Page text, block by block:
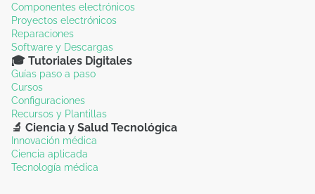
Componentes electrónicos
Proyectos electrónicos
Reparaciones
Software y Descargas
🎓 Tutoriales Digitales
Guías paso a paso
Cursos
Configuraciones
Recursos y Plantillas
🔬 Ciencia y Salud Tecnológica
Innovación médica
Ciencia aplicada
Tecnología médica